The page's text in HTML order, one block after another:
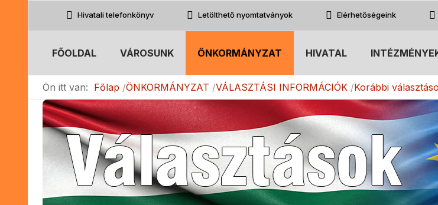
Hivatali telefonkönyv Letölthető nyomtatványok Elérhetőségeink
FŐOLDAL VÁROSUNK ÖNKORMÁNYZAT HIVATAL
Ön itt van: Főlap ÖNKORMÁNYZAT VÁLASZTÁSI INFORMÁCIÓK Korábbi